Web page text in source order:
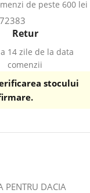
de peste 600 lei
Retur
14 zile de la data
comenzii
stocului
PENTRU DACIA